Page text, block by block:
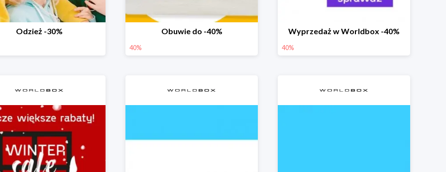
Odzież -30% Obuwie do -40%
40%
Wyprzedaż w Worldbox -40%
40%